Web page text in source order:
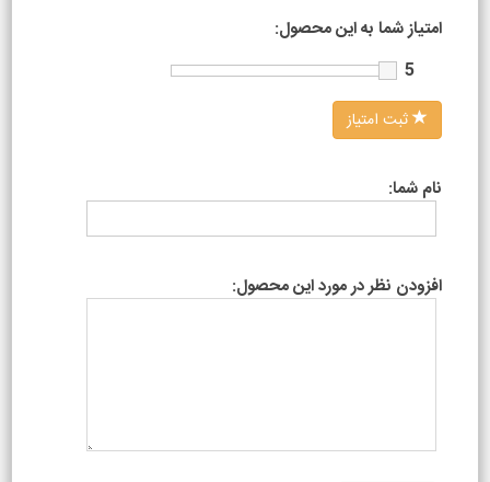
امتیاز شما به این محصول:
5
ثبت امتیاز
نام شما:
افزودن نظر در مورد این محصول: